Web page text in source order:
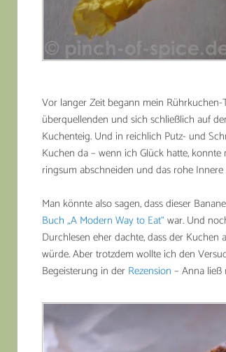
Vor langer Zeit begann mein
überquellenden und sich schließlich auf
Kuchenteig. Und in reichlich Putz- und
Kuchen da – wenn ich Glück hatte,
ringsum abschneiden und das rohe
Man könnte also sagen, dass dieser
Buch „A Modern Way to Eat“ war. Und
Durchlesen eher dachte, dass der Kuchen
würde. Aber trotzdem wollte ich den
Begeisterung in der Rezension – Anna